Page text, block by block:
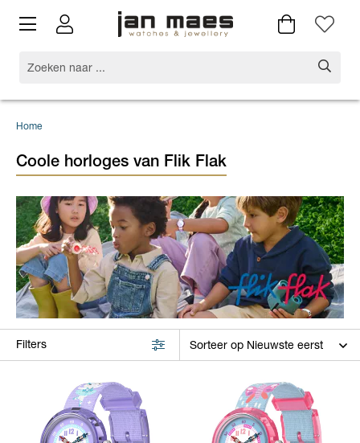
Home
Coole horloges van Flik Flak
Filters